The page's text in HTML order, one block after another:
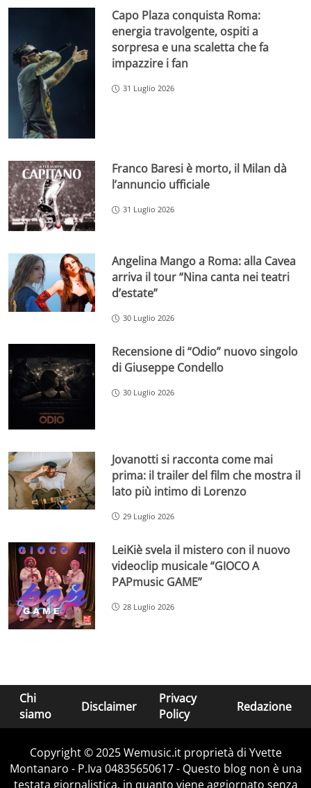
Capo Plaza conquista Roma:
energia travolgente, ospiti a
sorpresa e una scaletta che fa
impazzire i fan
31 Luglio 2026
Franco Baresi è morto, il Milan dà
l’annuncio ufficiale
31 Luglio 2026
Angelina Mango a Roma: alla Cavea
arriva il tour “Nina canta nei teatri
d’estate”
30 Luglio 2026
Recensione di “Odio” nuovo singolo
di Giuseppe Condello
30 Luglio 2026
Jovanotti si racconta come mai
prima: il trailer del film che mostra il
lato più intimo di Lorenzo
29 Luglio 2026
LeiKiè svela il mistero con il nuovo
videoclip musicale “GIOCO A
PAPmusic GAME”
28 Luglio 2026
Chi
siamo
Disclaimer
Privacy
Policy
Redazione
Copyright © 2025 Wemusic.it proprietà di Yvette
Montanaro - P.Iva 04835650617 - Questo blog non è una
testata giornalistica, in quanto viene aggiornato senza